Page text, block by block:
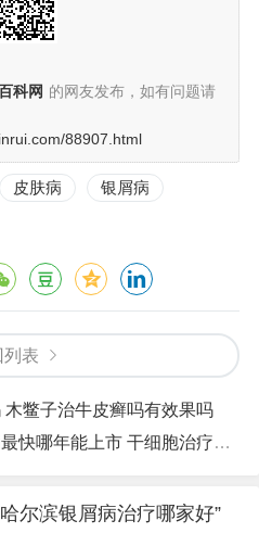
科网 的网友发布，如有问题请
88907.html
皮肤病 银屑病
列表
木鳖子治牛皮癣吗有效果吗
年能上市 干细胞治疗银屑病进展
尔滨银屑病治疗哪家好”